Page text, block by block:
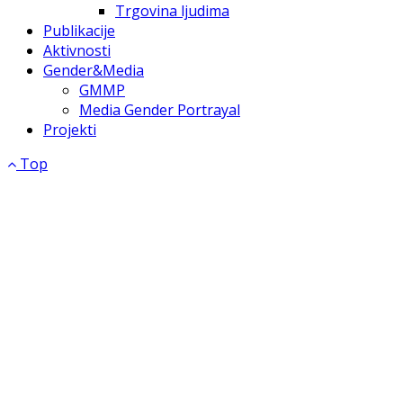
Trgovina ljudima
Publikacije
Aktivnosti
Gender&Media
GMMP
Media Gender Portrayal
Projekti
Top